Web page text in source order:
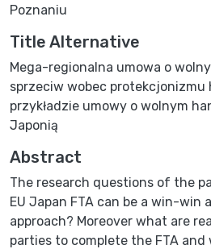
Poznaniu
Title Alternative
Mega-regionalna umowa o
sprzeciw wobec protekcjonizmu
przykładzie umowy o wolnym
Japonią
Abstract
The research questions of the
EU Japan FTA can be a win-win
approach? Moreover what are
parties to complete the FTA